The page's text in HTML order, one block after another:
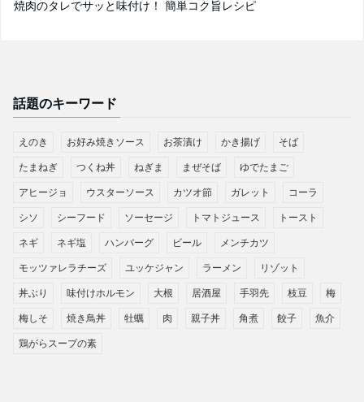
焼肉のタレでサッと味付け！ 簡単コク旨レシピ
話題のキーワード
えのき お好み焼きソース お茶漬け かき揚げ そば
たまねぎ つくね丼 ねぎま まぜそば ゆでたまご
アヒージョ ウスターソース カツオ節 ガレット コーラ
シソ シーフード ソーセージ トマトジュース トースト
ネギ ネギ塩 ハンバーグ ビール メンチカツ
モッツァレラチーズ ユッケジャン ラーメン リゾット
丼ぶり 味付けホルモン 大根 居酒屋 手羽先 枝豆 梅
梅しそ 焼き鳥丼 牡蠣 肉 親子丼 角煮 餃子 魚介
鶏がらスープの素